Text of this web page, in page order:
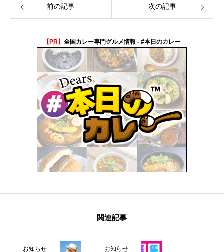
前の記事 次の記事
【PR】 全国カレー専門グルメ情報 - #本日のカレー
関連記事
お知らせ お知らせ